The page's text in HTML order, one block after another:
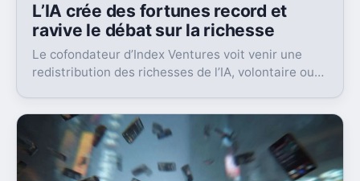
L’IA crée des fortunes record et
ravive le débat sur la richesse
Le cofondateur d’Index Ventures voit venir une
redistribution des richesses de l’IA, volontaire ou